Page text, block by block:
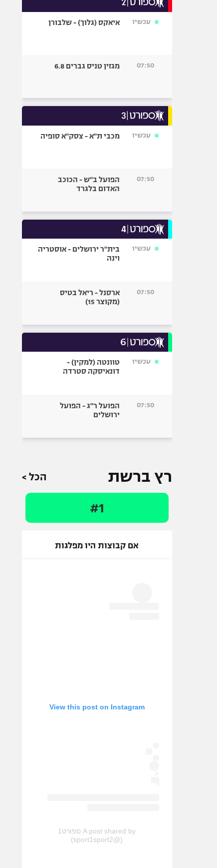
ספורט מוטורי
בייסבול MLB
גיימינג E-Sports
עכשיו איאקס (גלוך) - שלבורן
07:50 מגזין טניס גברים 6.8
עכשיו מכבי ת"א - צסק"א סופיה
07:50
הפועל ב"ש - הכוכב
האדום בלגרד
עכשיו
בית"ר ירושלים - אוסטריה
וינה
07:50
ארסנל - ריאל בטיס
(מקוצר 15)
עכשיו
טוונטה (למקין) -
דונאיסקה סטרדה
07:50
הפועל ר"ג - הפועל
ירושלים
רץ ברשת הכל >
#1
אם קבוצות היו מפלגות
View this post on Instagram
A post shared by ספורט1
(@sport1sport2)